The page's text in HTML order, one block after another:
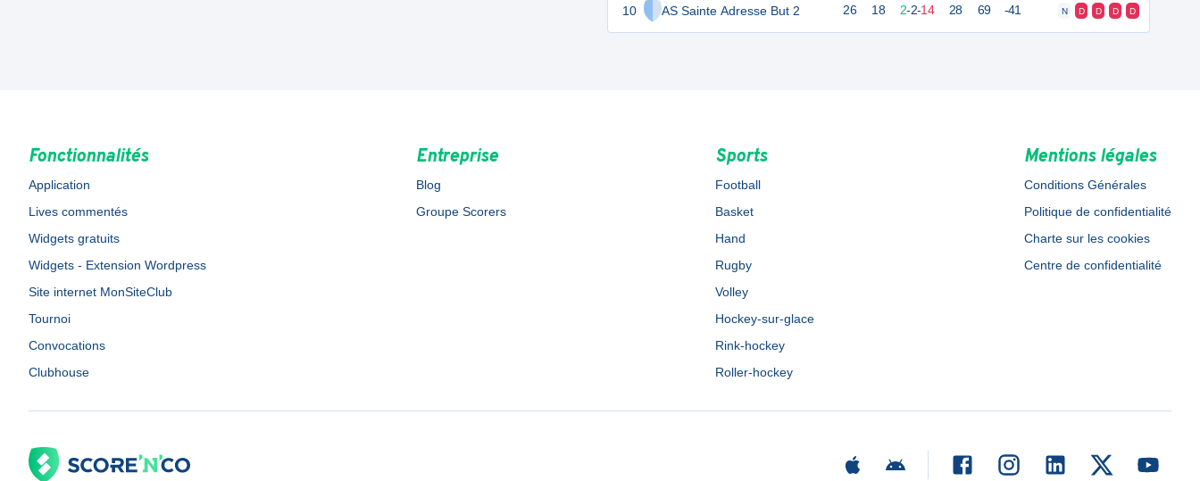
10 AS Sainte Adresse But 2 26 18 2-2-14 28 69 -41 N D D D D
Fonctionnalités
Application
Lives commentés
Widgets gratuits
Widgets - Extension Wordpress
Site internet MonSiteClub
Tournoi
Convocations
Clubhouse
Entreprise
Blog
Groupe Scorers
Sports
Football
Basket
Hand
Rugby
Volley
Hockey-sur-glace
Rink-hockey
Roller-hockey
Mentions légales
Conditions Générales
Politique de confidentialité
Charte sur les cookies
Centre de confidentialité